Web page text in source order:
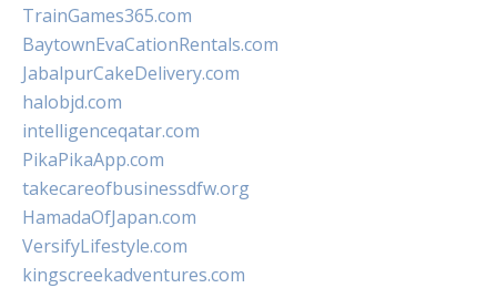
TrainGames365.com
BaytownEvaCationRentals.com
JabalpurCakeDelivery.com
halobjd.com
intelligenceqatar.com
PikaPikaApp.com
takecareofbusinessdfw.org
HamadaOfJapan.com
VersifyLifestyle.com
kingscreekadventures.com